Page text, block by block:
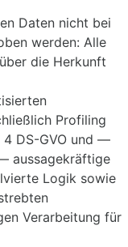
Daten nicht bei
werden: Alle
die Herkunft
Profiling
4 DS-GVO und —
aussagekräftige
Logik sowie
Verarbeitung für